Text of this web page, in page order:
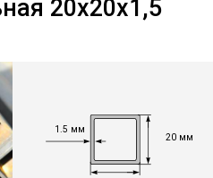
20х20х1,5
1.5 мм
20 мм